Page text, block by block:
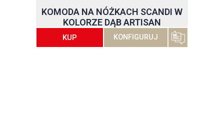
KOMODA NA NÓŻKACH SCANDI W
KOLORZE DĄB ARTISAN
KUP KONFIGURUJ